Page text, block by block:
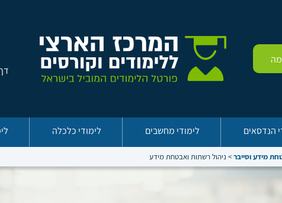
הנדסאים לימודי מחשבים לימודי כלכלה
מידע וסייבר> ניהול רשתות ואבטחת מידע